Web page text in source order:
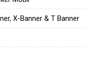
X-Banner & T Banner